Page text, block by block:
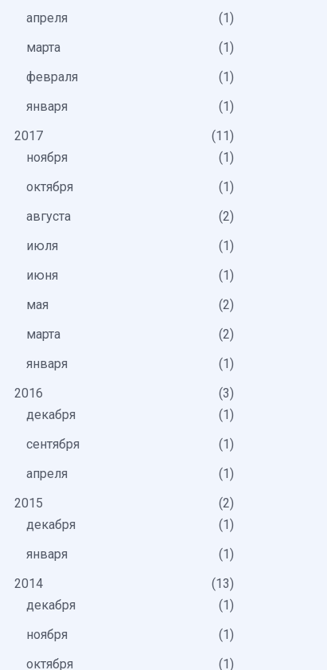
апреля
1
марта
1
февраля
1
января
1
2017
11
ноября
1
октября
1
августа
2
июля
1
июня
1
мая
2
марта
2
января
1
2016
3
декабря
1
сентября
1
апреля
1
2015
2
декабря
1
января
1
2014
13
декабря
1
ноября
1
октября
1